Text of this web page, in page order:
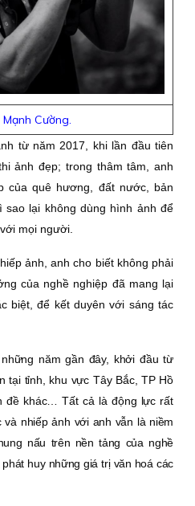
Cường.
từ năm 2017, khi lần đầu tiên
ảnh đẹp; trong thâm tâm, anh
của quê hương, đất nước, bản
sao lại không dùng hình ảnh để
mọi người.
ảnh, anh cho biết không phải
của nghề nghiệp đã mang lại
biệt, để kết duyên với sáng tác
năm gần đây, khởi đầu từ
tại tỉnh, khu vực Tây Bắc, TP Hồ
đề khác… Tất cả là động lực rất
và nhiếp ảnh với anh vẫn là niềm
nấu trên nền tảng của nghề
huy những giá trị văn hoá các